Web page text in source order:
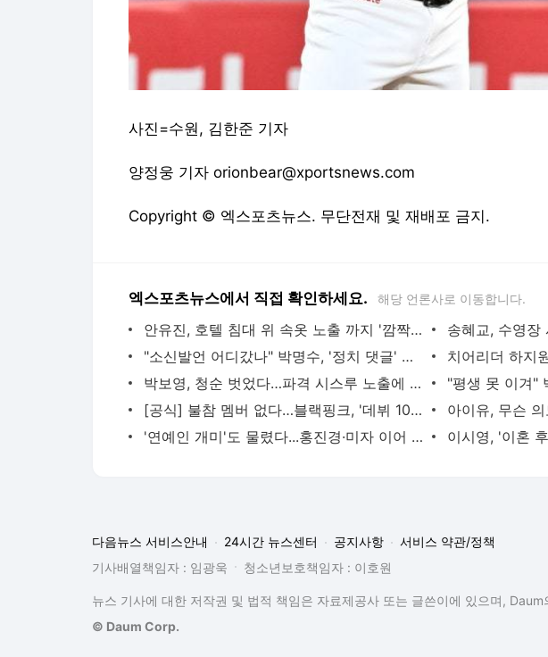
사진=수원, 김한준 기자
양정웅 기자 orionbear@xportsnews.com
Copyright © 엑스포츠뉴스. 무단전재 및 재배포 금지.
엑스포츠뉴스에서 직접 확인하세요. 해당 언론사로 이동합니다.
안유진, 호텔 침대 위 속옷 노출 까지 '깜짝'…무방비 일상 포착
"소신발언 어디갔나" 박명수, '정치 댓글' 쏟아졌다…SNS 활활 [엑's 이슈]
박보영, 청순 벗었다…파격 시스루 노출에 '술렁'
[공식] 불참 멤버 없다…블랙핑크, '데뷔 10주년' 전원 참석
'연예인 개미'도 물렸다...홍진경·미자 이어 랄랄, 하이닉스 하락에 참담 "주식은 금기어" [엑's
다음뉴스 서비스안내 24시간 뉴스센터 공지사항
서비스 약관/정책
기사배열책임자 : 임광욱
청소년보호책임자 : 이호원
뉴스 기사에 대한 저작권 및 법적 책임은 자료제공사 또는 글쓴이에 있으며,
© Daum Corp.